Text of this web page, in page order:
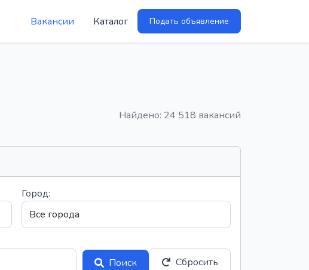
Вакансии Каталог Подать объявление
Найдено: 24 518 вакансий
Город:
Поиск
Сбросить